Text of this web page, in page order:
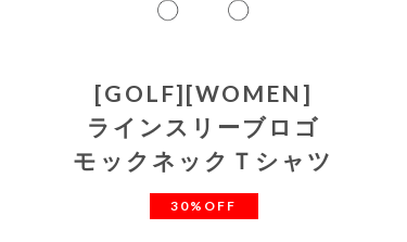
[GOLF][WOMEN]
ラインスリーブロゴ
モックネックＴシャツ
30%OFF